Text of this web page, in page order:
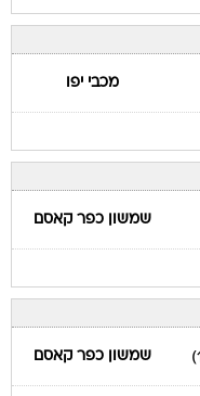
מכבי יפו
שמשון כפר קאסם
שמשון כפר קאסם